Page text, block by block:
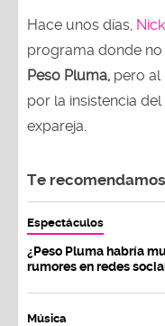
Hace unos días,
programa donde
Peso Pluma, pero al
por la insistencia
expareja.
Te recomendamos
Espectáculos
¿Peso Pluma habría
rumores en redes
Música